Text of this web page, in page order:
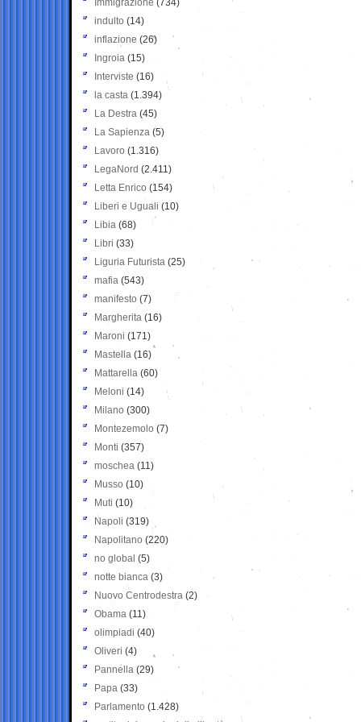
Immigrazione (734)
indulto (14)
inflazione (26)
Ingroia (15)
Interviste (16)
la casta (1.394)
La Destra (45)
La Sapienza (5)
Lavoro (1.316)
LegaNord (2.411)
Letta Enrico (154)
Liberi e Uguali (10)
Libia (68)
Libri (33)
Liguria Futurista (25)
mafia (543)
manifesto (7)
Margherita (16)
Maroni (171)
Mastella (16)
Mattarella (60)
Meloni (14)
Milano (300)
Montezemolo (7)
Monti (357)
moschea (11)
Musso (10)
Muti (10)
Napoli (319)
Napolitano (220)
no global (5)
notte bianca (3)
Nuovo Centrodestra (2)
Obama (11)
olimpiadi (40)
Oliveri (4)
Pannella (29)
Papa (33)
Parlamento (1.428)